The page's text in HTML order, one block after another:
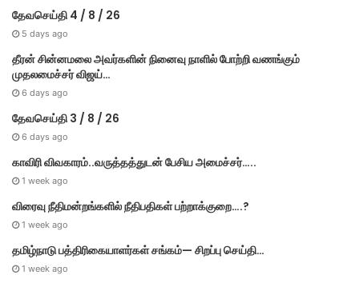
தேவசெய்தி 4 / 8 / 26
5 days ago
தீரன் சின்னமலை அவர்களின் நினைவு நாளில் போற்றி வணங்கும்
முதலமைச்சர் விஜய்…
6 days ago
தேவசெய்தி 3 / 8 / 26
6 days ago
காவிரி விவகாரம்..வருத்தத்துடன் பேசிய அமைச்சர்…..
1 week ago
விரைவு நீதிமன்றங்களில் நீதிபதிகள் பற்றாக்குறை….?
1 week ago
தமிழ்நாடு பத்திரிகையாளர்கள் சங்கம்— சிறப்பு செய்தி…
1 week ago